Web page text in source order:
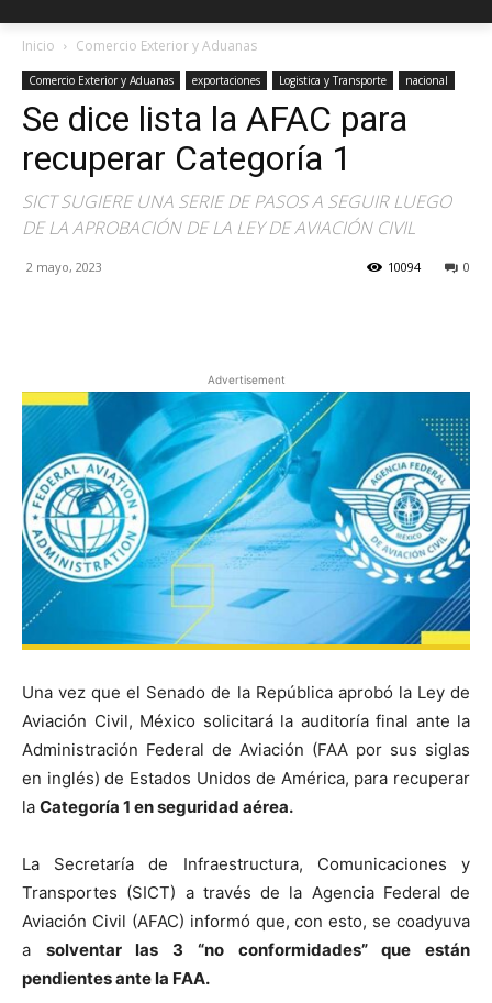
Inicio Comercio Exterior y Aduanas
Comercio Exterior y Aduanas exportaciones Logistica y Transporte nacional
Se dice lista la AFAC para
recuperar Categoría 1
SICT SUGIERE UNA SERIE DE PASOS A SEGUIR LUEGO
DE LA APROBACIÓN DE LA LEY DE AVIACIÓN CIVIL
2 mayo, 2023 0
10094
Advertisement
Una vez que el Senado de la República aprobó la Ley de
Aviación Civil, México solicitará la auditoría final ante la
Administración Federal de Aviación (FAA por sus siglas
en inglés) de Estados Unidos de América, para recuperar
la Categoría 1 en seguridad aérea.
La Secretaría de Infraestructura, Comunicaciones y
Transportes (SICT) a través de la Agencia Federal de
Aviación Civil (AFAC) informó que, con esto, se coadyuva
a solventar las 3 “no conformidades” que están
pendientes ante la FAA.